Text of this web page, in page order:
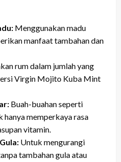
Menggunakan madu
manfaat tambahan dan
rum dalam jumlah yang
Virgin Mojito Kuba Mint
Buah-buahan seperti
memperkaya rasa
vitamin.
Untuk mengurangi
tambahan gula atau